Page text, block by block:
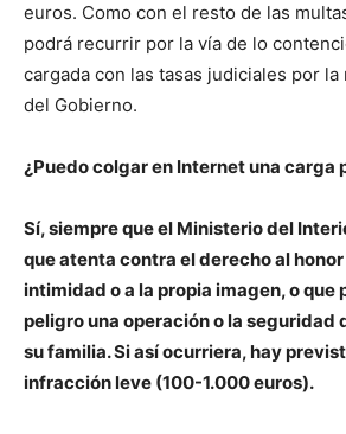
euros. Como con el resto de las
podrá recurrir por la vía de lo
cargada con las tasas judiciales por
del Gobierno.
¿Puedo colgar en Internet una carga
Sí, siempre que el Ministerio del
que atenta contra el derecho al
intimidad o a la propia imagen, o que
peligro una operación o la seguridad
su familia. Si así ocurriera, hay
infracción leve (100-1.000 euros).